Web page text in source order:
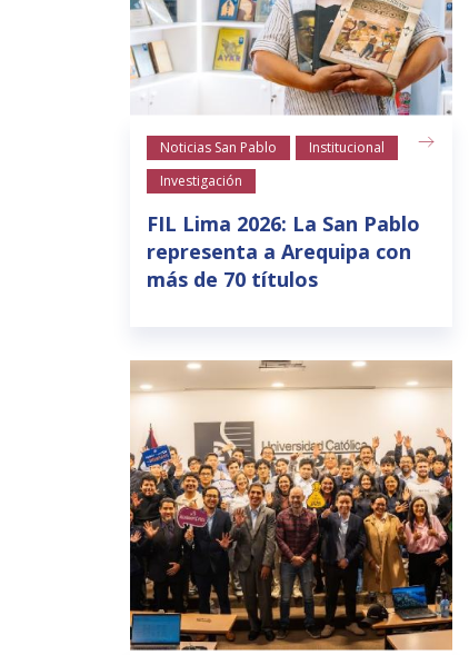
Noticias San Pablo
Institucional
Investigación
FIL Lima 2026: La San Pablo
representa a Arequipa con
más de 70 títulos